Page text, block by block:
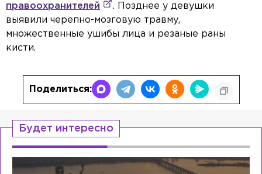
правоохранителей
. Позднее у девушки
выявили черепно-мозговую травму,
множественные ушибы лица и резаные раны
кисти.
Поделиться:
Будет интересно